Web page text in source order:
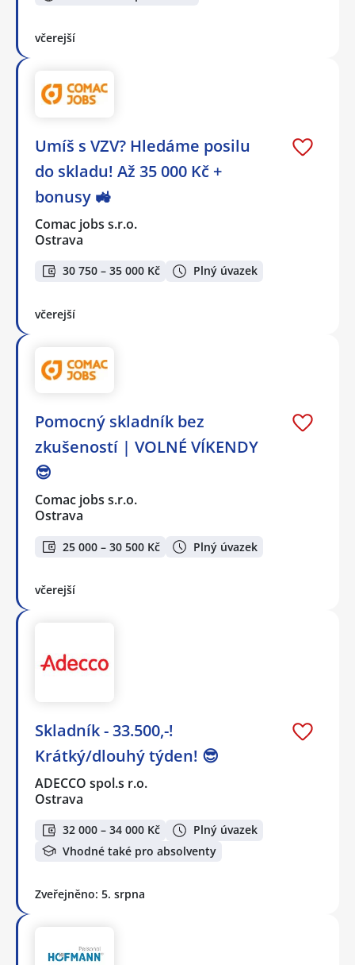
včerejší
Umíš s VZV? Hledáme posilu
do skladu! Až 35 000 Kč +
bonusy 🚜
Comac jobs s.r.o.
Ostrava
30 750 – 35 000 Kč Plný úvazek
včerejší
Pomocný skladník bez
zkušeností | VOLNÉ VÍKENDY
😎
Comac jobs s.r.o.
Ostrava
25 000 – 30 500 Kč Plný úvazek
včerejší
Skladník - 33.500,-!
Krátký/dlouhý týden! 😎
ADECCO spol.s r.o.
Ostrava
32 000 – 34 000 Kč
Plný úvazek
Vhodné také pro absolventy
Zveřejněno: 5. srpna